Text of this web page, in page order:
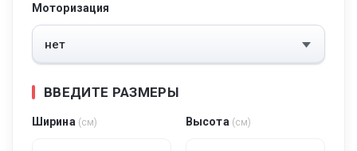
Моторизация
ВВЕДИТЕ РАЗМЕРЫ
Ширина (см) Высота (см)